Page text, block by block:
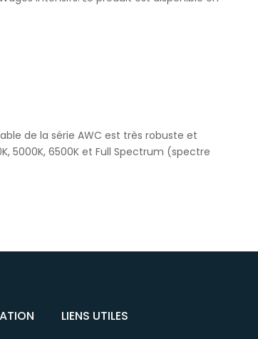
de la série AWC est très robuste et
5000K, 6500K et Full Spectrum (spectre
LIENS UTILES